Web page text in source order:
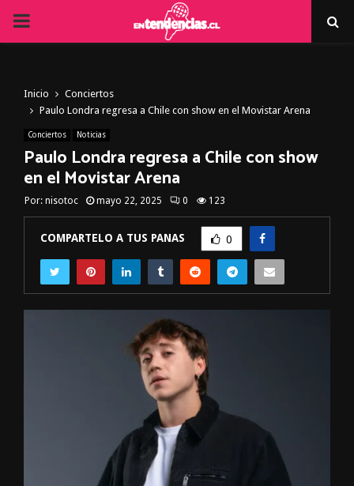
PRIMARY
Inicio
Conciertos
Paulo Londra regresa a Chile con show en el Movistar Arena
Conciertos Noticias
Paulo Londra regresa a Chile con show
en el Movistar Arena
Por: nisotoc mayo 22, 2025 0 123
COMPARTELO A TUS PANAS 0